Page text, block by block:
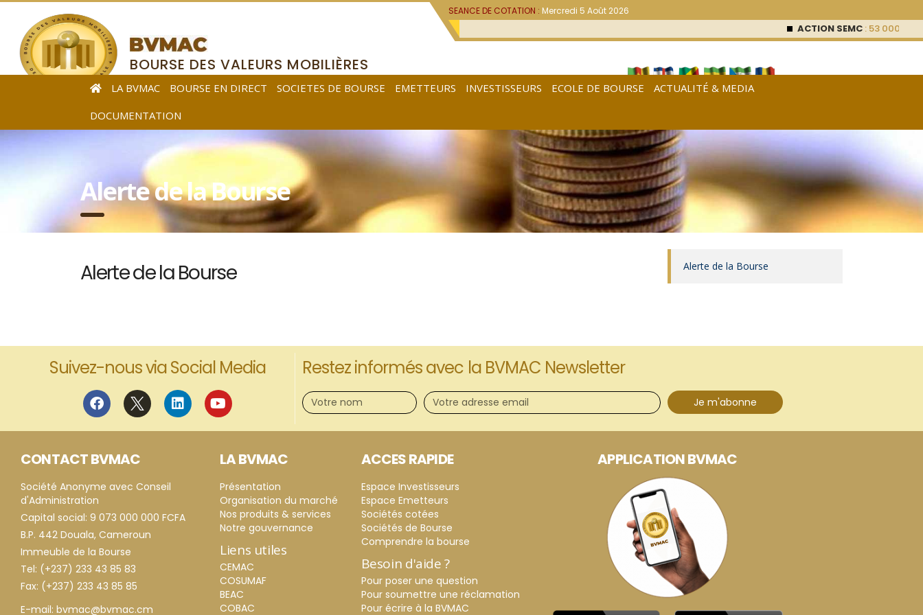
SEANCE DE COTATION :Mercredi 5 Août 2026
ACTION SEMC: 53 000FCFA
BOURSE DES VALEURS MOBILIÈRES
DE L’AFRIQUE CENTRALE
LA BVMAC BOURSE EN DIRECT SOCIETES DE BOURSE EMETTEURS INVESTISSEURS ECOLE DE BOURSE
ACTUALITÉ & MEDIA
DOCUMENTATION
Alerte de la Bourse
Alerte de la Bourse Alerte de la Bourse
Suivez-nous via Social Media Restez informés avec la BVMAC Newsletter
Je m'abonne
CONTACT BVMAC
Société Anonyme avec Conseil
d'Administration
Capital social: 9 073 000 000 FCFA
B.P. 442 Douala, Cameroun
Immeuble de la Bourse
Tel: (+237) 233 43 85 83
Fax: (+237) 233 43 85 85
E-mail: bvmac@bvmac.cm
LA BVMAC
Présentation
Organisation du marché
Nos produits & services
Notre gouvernance
Liens utiles
CEMAC
COSUMAF
BEAC
COBAC
ACCES RAPIDE
Espace Investisseurs
Espace Emetteurs
Sociétés cotées
Sociétés de Bourse
Comprendre la bourse
Besoin d'aide ?
Pour poser une question
Pour soumettre une réclamation
Pour écrire à la BVMAC
APPLICATION BVMAC